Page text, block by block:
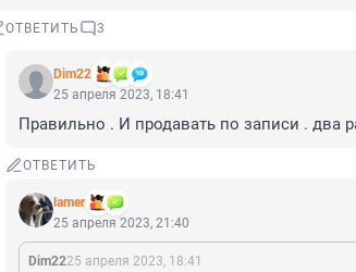
ОТВЕТИТЬ 3
Dim22
25 апреля 2023, 18:41
Правильно . И продавать по записи . два
ОТВЕТИТЬ
lamer
25 апреля 2023, 21:40
Dim2225 апреля 2023, 18:41